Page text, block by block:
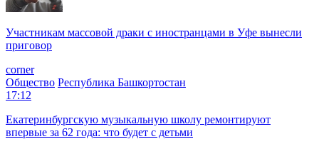
Участникам массовой драки с иностранцами в Уфе вынесли
приговор
corner
Общество Республика Башкортостан
17:12
Екатеринбургскую музыкальную школу ремонтируют
впервые за 62 года: что будет с детьми